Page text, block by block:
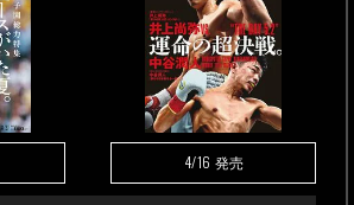
4/16 発売